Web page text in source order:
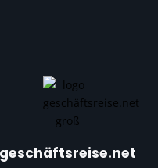
geschäftsreise.net